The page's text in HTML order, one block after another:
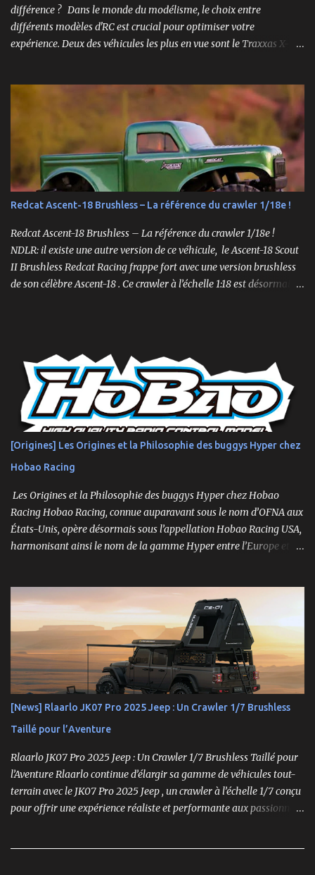
différence ? Dans le monde du modélisme, le choix entre
différents modèles d'RC est crucial pour optimiser votre
expérience. Deux des véhicules les plus en vue sont le Traxxas X-
différentes. Cet article explore en profondeur les principales
différences entre le X-Maxx et le XRT. Design et Structure Le design
est souvent la première chose que l'on remarque chez un véhicule
RC. Le X-Maxx est un monster truck, tandis que le XRT est un
truggy. Cela se traduit par des différences de taille et de forme. Le
X-Maxx est plus large et plus haut, ce qui lui confère une meilleure
capacité à surmonter les terrains difficiles. 🛒 Voir le Traxxas X-
Maxx VXL sur Amazon Le XRT , quant à lui, est conçu pour la
vitesse et la maniabilité sur des surfaces plus planes. Sa conception
plus étroite et plus bass...
Redcat Ascent-18 Brushless – La référence du crawler 1/18e !
Redcat Ascent-18 Brushless – La référence du crawler 1/18e !
NDLR: il existe une autre version de ce véhicule, le Ascent-18 Scout
II Brushless Redcat Racing frappe fort avec une version brushless
de son célèbre Ascent-18 . Ce crawler à l’échelle 1:18 est désormais
suréquipé, l’Ascent-18 Brushless offre des performances dignes
d’un modèle 1/10. Parfait pour des sessions en intérieur ou des
parcours en extérieur, il mêle qualité, puissance et précision .
Moteur brushless 3450kv + ESC 3 voies Servo métal 4kg Hexfly
HX-M4K Suspensions à huile avec capuchons aluminium
Roulements à billes, visserie hex, châssis aluminium 2mm Essieux
portiques avec pignons en métal Spools aluminium usinés 7mm
hexes + nouveau composé de pneus haute adhérence Nouvelle
[Origines] Les Origines et la Philosophie des buggys Hyper chez
Hobao Racing
Les Origines et la Philosophie des buggys Hyper chez Hobao
Racing Hobao Racing, connue auparavant sous le nom d’OFNA aux
États-Unis, opère désormais sous l’appellation Hobao Racing USA,
harmonisant ainsi le nom de la gamme Hyper entre l’Europe et les
Hyper, véritable référence pour les amateurs de buggys tout-
terrain, s’est imposée depuis son lancement dans les années 1990
comme un choix incontournable. Conçue pour répondre aux
exigences des pilotes compétitifs, elle se distingue par ses
performances optimales, sa robustesse et sa modularité, des
atouts essentiels sur les circuits off-road.
[News] Rlaarlo JK07 Pro 2025 Jeep : Un Crawler 1/7 Brushless
Taillé pour l’Aventure
Rlaarlo JK07 Pro 2025 Jeep : Un Crawler 1/7 Brushless Taillé pour
l’Aventure Rlaarlo continue d’élargir sa gamme de véhicules tout-
terrain avec le JK07 Pro 2025 Jeep , un crawler à l’échelle 1/7 conçu
pour offrir une expérience réaliste et performante aux passionnés